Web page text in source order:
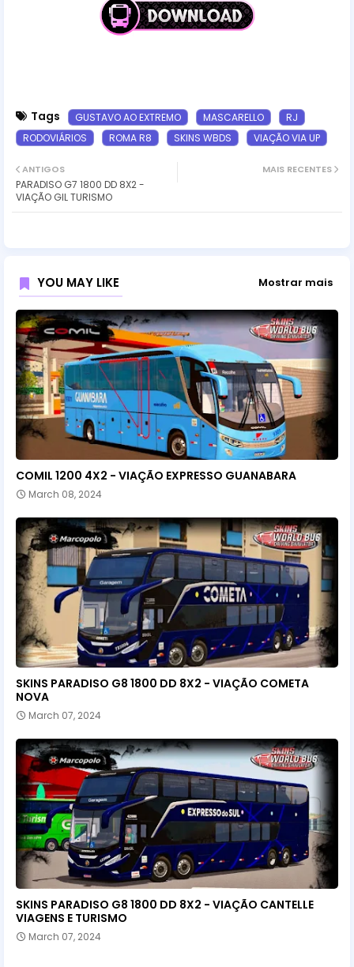
Tags GUSTAVO AO EXTREMO MASCARELLO
RJ
RODOVIÁRIOS
ROMA R8 SKINS WBDS VIAÇÃO VIA UP
MAIS RECENTES
ANTIGOS
PARADISO G7 1800 DD 8X2 -
VIAÇÃO GIL TURISMO
YOU MAY LIKE Mostrar mais
COMIL 1200 4X2 - VIAÇÃO EXPRESSO GUANABARA
March 08, 2024
SKINS PARADISO G8 1800 DD 8X2 - VIAÇÃO COMETA
NOVA
March 07, 2024
SKINS PARADISO G8 1800 DD 8X2 - VIAÇÃO CANTELLE
VIAGENS E TURISMO
March 07, 2024